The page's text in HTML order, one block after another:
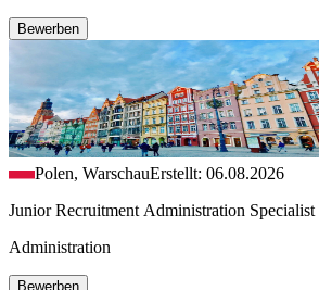
Bewerben
Polen, WarschauErstellt: 06.08.2026
Junior Recruitment Administration
Administration
Bewerben